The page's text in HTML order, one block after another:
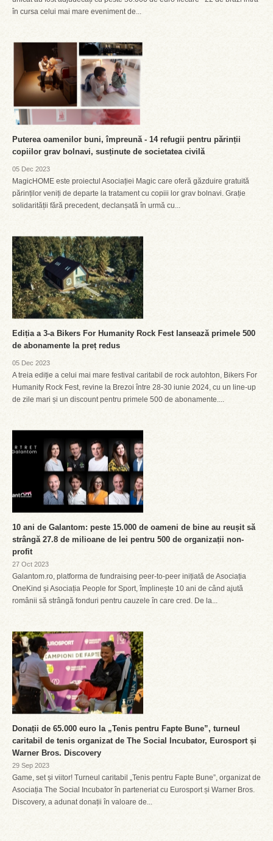
în cursa celui mai mare eveniment de...
Puterea oamenilor buni, împreună - 14 refugii pentru părinții
copiilor grav bolnavi, susținute de societatea civilă
05 Dec 2023
MagicHOME este proiectul Asociației Magic care oferă găzduire gratuită
părinților veniți de departe la tratament cu copiii lor grav bolnavi. Grație
solidarității fără precedent, declanșată în urmă cu...
Ediția a 3-a Bikers For Humanity Rock Fest lansează primele 500
de abonamente la preț redus
05 Dec 2023
A treia ediție a celui mai mare festival caritabil de rock autohton, Bikers For
Humanity Rock Fest, revine la Brezoi între 28-30 iunie 2024, cu un line-up
de zile mari și un discount pentru primele 500 de abonamente....
10 ani de Galantom: peste 15.000 de oameni de bine au reușit să
strângă 27.8 de milioane de lei pentru 500 de organizații non-
profit
27 Oct 2023
Galantom.ro, platforma de fundraising peer-to-peer inițiată de Asociația
OneKind și Asociația People for Sport, împlinește 10 ani de când ajută
românii să strângă fonduri pentru cauzele în care cred. De la...
Donații de 65.000 euro la „Tenis pentru Fapte Bune”, turneul
caritabil de tenis organizat de The Social Incubator, Eurosport și
Warner Bros. Discovery
29 Sep 2023
Game, set și viitor! Turneul caritabil „Tenis pentru Fapte Bune”, organizat de
Asociația The Social Incubator în parteneriat cu Eurosport și Warner Bros.
Discovery, a adunat donații în valoare de...